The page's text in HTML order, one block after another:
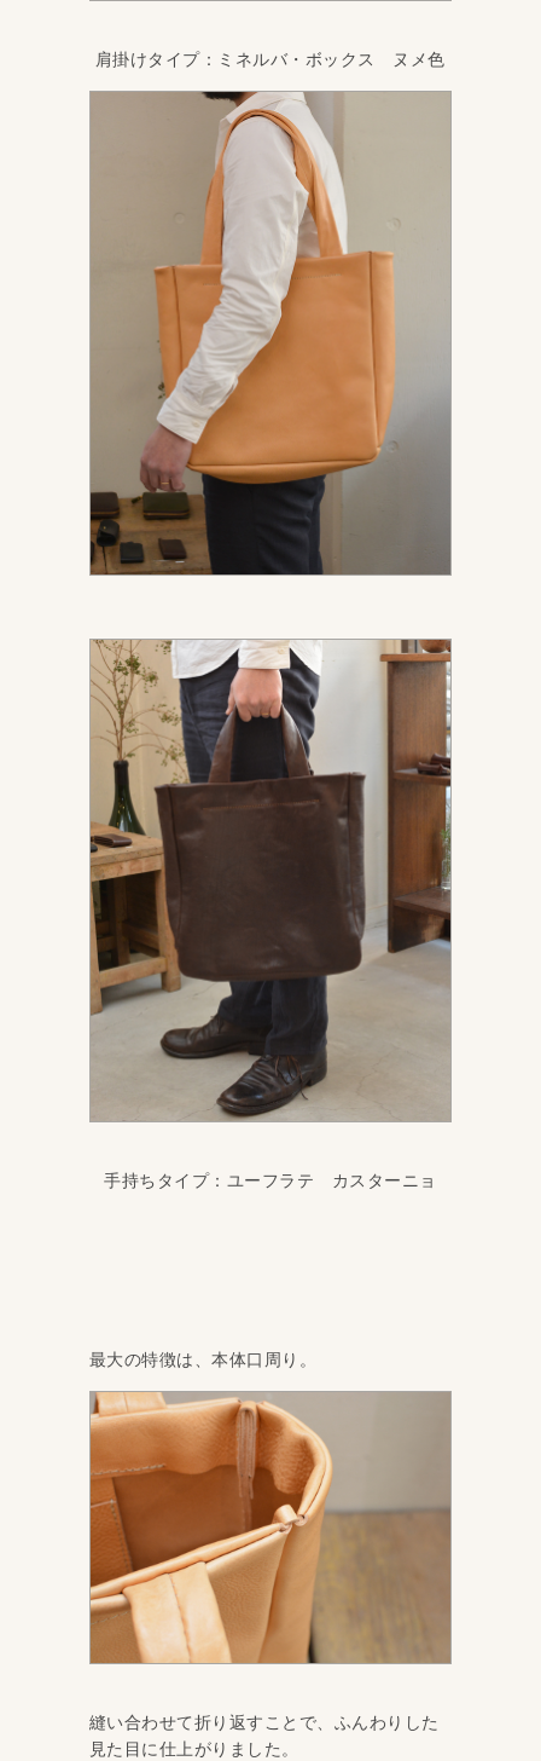
肩掛けタイプ：ミネルバ・ボックス ヌメ色
手持ちタイプ：ユーフラテ カスターニョ
最大の特徴は、本体口周り。
縫い合わせて折り返すことで、ふんわりした
見た目に仕上がりました。